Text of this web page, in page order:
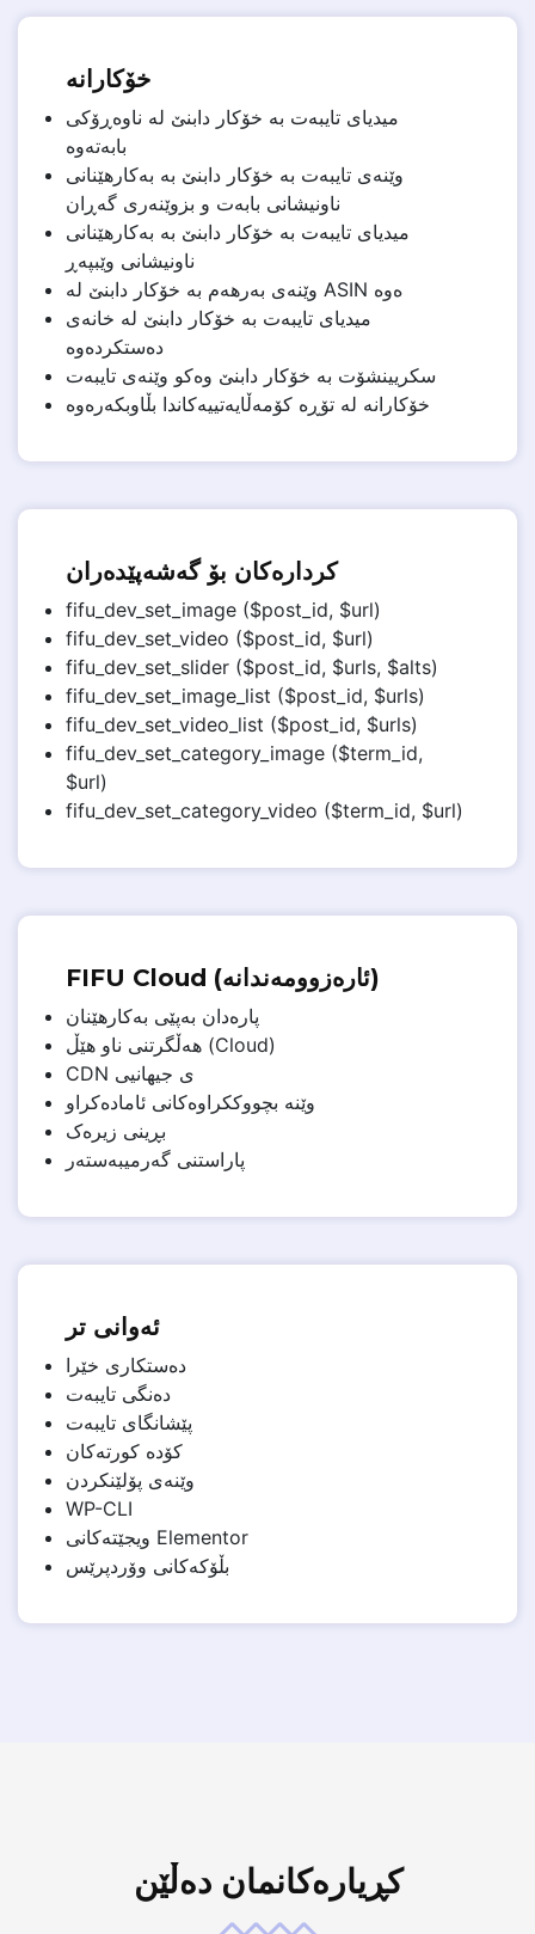
خۆکارانە
میدیای تایبەت بە خۆکار دابنێ لە ناوەڕۆکی
بابەتەوە
وێنەی تایبەت بە خۆکار دابنێ بە بەکارهێنانی
ناونیشانی بابەت و بزوێنەری گەڕان
میدیای تایبەت بە خۆکار دابنێ بە بەکارهێنانی
ناونیشانی وێبپەڕ
وێنەی بەرهەم بە خۆکار دابنێ لە ASIN ەوە
میدیای تایبەت بە خۆکار دابنێ لە خانەی
دەستکردەوە
سکریینشۆت بە خۆکار دابنێ وەکو وێنەی تایبەت
خۆکارانە لە تۆڕە کۆمەڵایەتییەکاندا بڵاوبکەرەوە
کردارەکان بۆ گەشەپێدەران
fifu_dev_set_image ($post_id, $url)
fifu_dev_set_video ($post_id, $url)
fifu_dev_set_slider ($post_id, $urls, $alts)
fifu_dev_set_image_list ($post_id, $urls)
fifu_dev_set_video_list ($post_id, $urls)
fifu_dev_set_category_image ($term_id,
$url)
fifu_dev_set_category_video ($term_id, $url)
FIFU Cloud (ئارەزوومەندانە)
پارەدان بەپێی بەکارهێنان
هەڵگرتنی ناو هێڵ (Cloud)
CDN ی جیهانیی
وێنە بچووککراوەکانی ئامادەکراو
بڕینی زیرەک
پاراستنی گەرمیبەستەر
ئەوانی تر
دەستکاری خێرا
دەنگی تایبەت
پێشانگای تایبەت
کۆدە کورتەکان
وێنەی پۆلێنکردن
WP-CLI
ویجێتەکانی Elementor
بڵۆکەکانی وۆردپرێس
کڕیارەکانمان دەڵێن